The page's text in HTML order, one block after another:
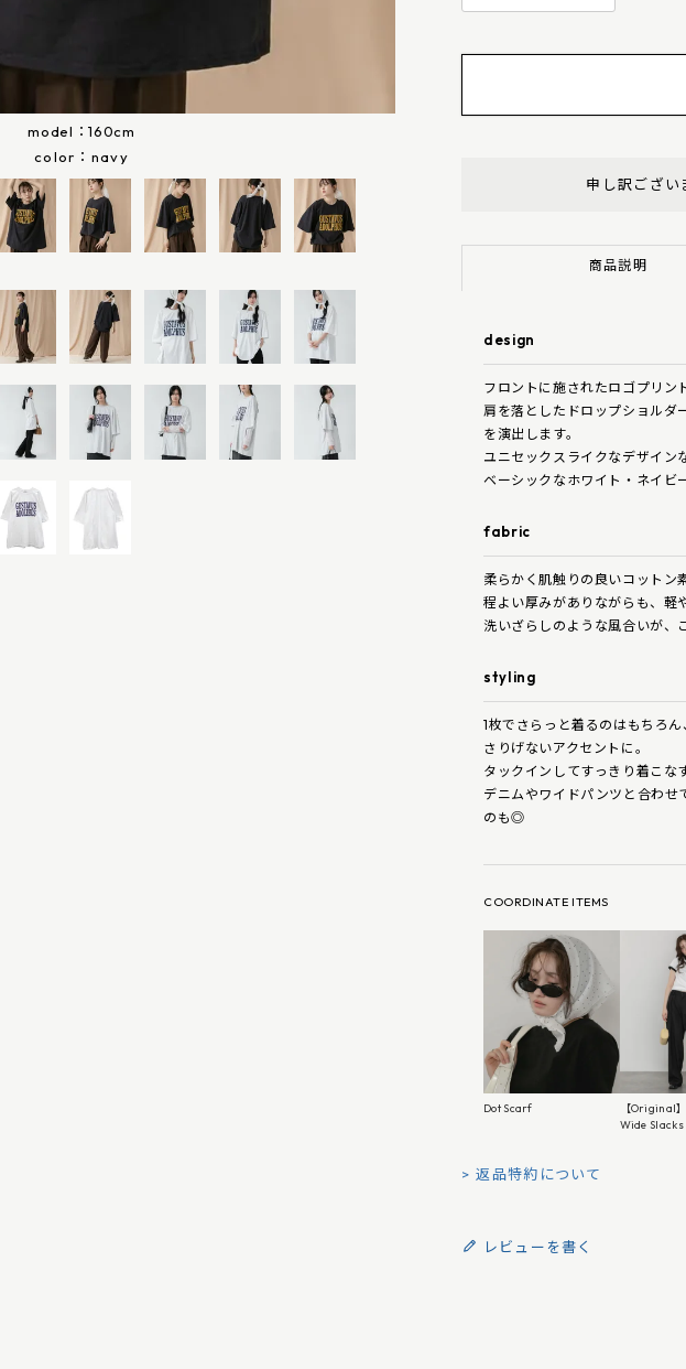
model：160cm
navy
申し訳ござい
商品説明
design
フロントに施されたロゴプリン
肩を落としたドロップショルダ
を演出します。
ユニセックスライクなデザイン
ベーシックなホワイト・ネイビ
fabric
柔らかく肌触りの良いコットン
程よい厚みがありながらも、軽
洗いざらしのような風合いが、
styling
1枚でさらっと着るのはもちろ
さりげないアクセントに。
タックインしてすっきり着こな
デニムやワイドパンツと合わせ
のも◎
COORDINATE ITEMS
Dot Scarf
【Original
Wide Slacks
返品特約について
レビューを書く